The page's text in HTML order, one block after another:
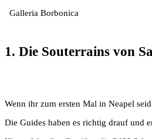
Galleria Borbonica
1. Die Souterrains von
Wenn ihr zum ersten Mal in Neapel
Die Guides haben es richtig drauf und